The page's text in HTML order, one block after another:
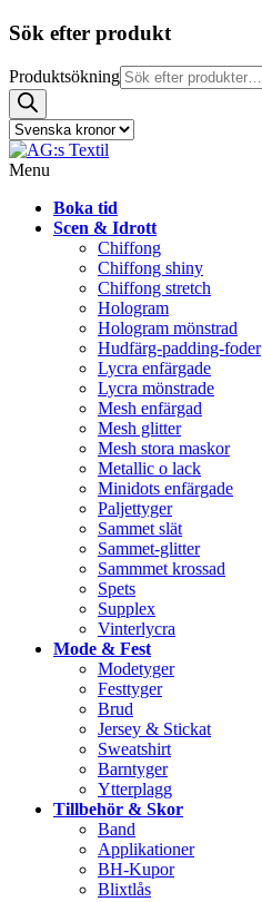
Sök efter produkt
Produktsökning
Menu
Boka tid
Scen & Idrott
Chiffong
Chiffong shiny
Chiffong stretch
Hologram
Hologram mönstrad
Hudfärg-padding-foder
Lycra enfärgade
Lycra mönstrade
Mesh enfärgad
Mesh glitter
Mesh stora maskor
Metallic o lack
Minidots enfärgade
Paljettyger
Sammet slät
Sammet-glitter
Sammmet krossad
Spets
Supplex
Vinterlycra
Mode & Fest
Modetyger
Festtyger
Brud
Jersey & Stickat
Sweatshirt
Barntyger
Ytterplagg
Tillbehör & Skor
Band
Applikationer
BH-Kupor
Blixtlås